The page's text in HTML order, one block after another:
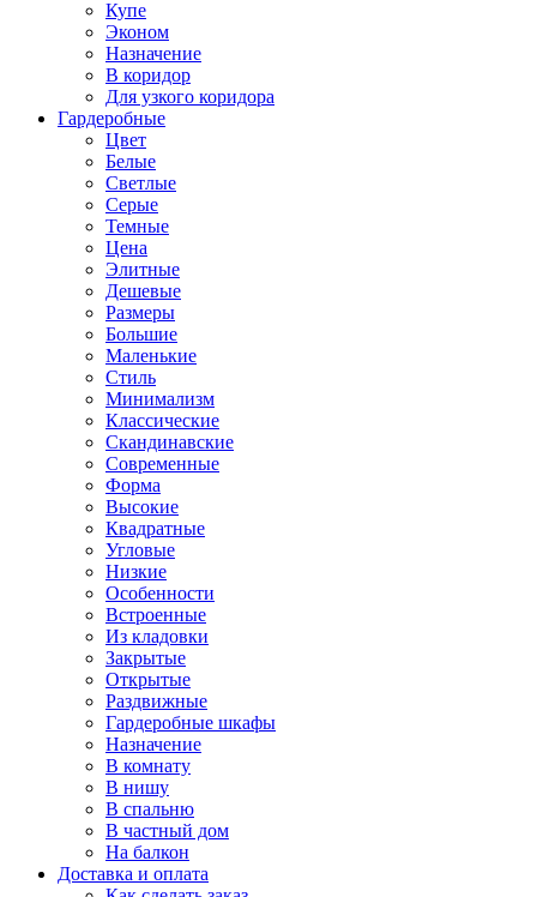
Купе
Эконом
Назначение
В коридор
Для узкого коридора
Гардеробные
Цвет
Белые
Светлые
Серые
Темные
Цена
Элитные
Дешевые
Размеры
Большие
Маленькие
Стиль
Минимализм
Классические
Скандинавские
Современные
Форма
Высокие
Квадратные
Угловые
Низкие
Особенности
Встроенные
Из кладовки
Закрытые
Открытые
Раздвижные
Гардеробные шкафы
Назначение
В комнату
В нишу
В спальню
В частный дом
На балкон
Доставка и оплата